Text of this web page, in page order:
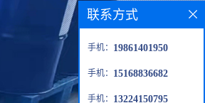
联系方式
手机： 19861401950
手机： 15168836682
手机： 13224150795